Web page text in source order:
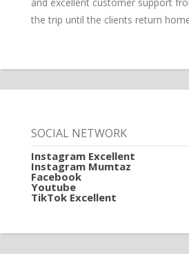
the trip until the clients return
SOCIAL NETWORK
Instagram Excellent
Instagram Mumtaz
Facebook
Youtube
TikTok Excellent